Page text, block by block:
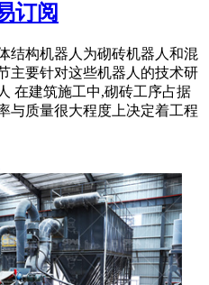
订阅
结构机器人为砌砖机器人和混
主要针对这些机器人的技术研
在建筑施工中,砌砖工序占据
与质量很大程度上决定着工程